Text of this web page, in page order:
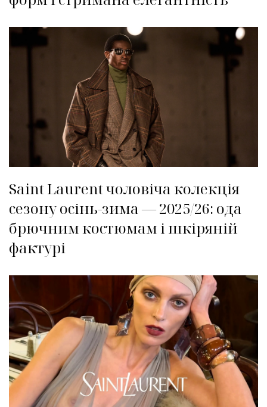
Saint Laurent чоловіча колекція
сезону осінь-зима — 2025/26: ода
брючним костюмам і шкіряній
фактурі